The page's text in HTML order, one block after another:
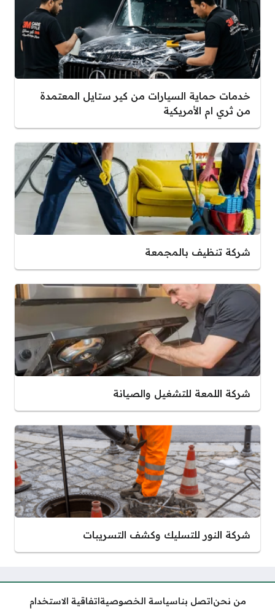
خدمات حماية السيارات من كير ستايل المعتمدة
من ثري ام الأمريكية
شركة تنظيف بالمجمعة
شركة اللمعة للتشغيل والصيانة
شركة النور للتسليك وكشف التسريبات
من نحناتصل بناسياسة الخصوصيةاتفاقية الاستخدام